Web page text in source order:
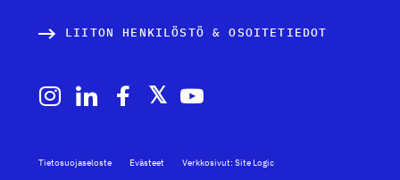
LIITON HENKILÖSTÖ & OSOITETIEDOT
Tietosuojaseloste Evästeet Verkkosivut: Site Logic